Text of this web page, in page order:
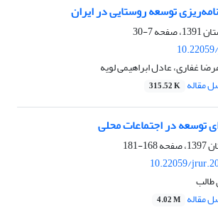
توسعه روستایی در ایران
7-30
غفاری، عادل ابراهیمی لویه
مقاله 315.52 K
توسعه د‌ر اجتماعات محلی
168-181
10.22059/
مقاله 4.02 M